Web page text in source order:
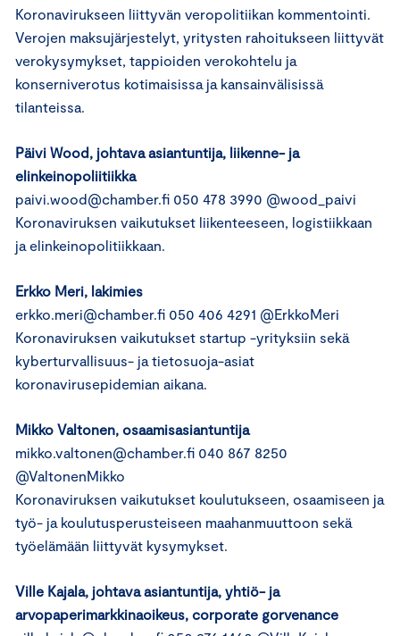
Koronavirukseen liittyvän veropolitiikan kommentointi.
Verojen maksujärjestelyt, yritysten rahoitukseen liittyvät
verokysymykset, tappioiden verokohtelu ja
konserniverotus kotimaisissa ja kansainvälisissä
tilanteissa.
Päivi Wood, johtava asiantuntija, liikenne- ja
elinkeinopoliitiikka
paivi.wood@chamber.fi 050 478 3990 @wood_paivi
Koronaviruksen vaikutukset liikenteeseen, logistiikkaan
ja elinkeinopolitiikkaan.
Erkko Meri, lakimies
erkko.meri@chamber.fi 050 406 4291 @ErkkoMeri
Koronaviruksen vaikutukset startup -yrityksiin sekä
kyberturvallisuus- ja tietosuoja-asiat
koronavirusepidemian aikana.
Mikko Valtonen, osaamisasiantuntija
mikko.valtonen@chamber.fi 040 867 8250
@ValtonenMikko
Koronaviruksen vaikutukset koulutukseen, osaamiseen ja
työ- ja koulutusperusteiseen maahanmuuttoon sekä
työelämään liittyvät kysymykset.
Ville Kajala, johtava asiantuntija, yhtiö- ja
arvopaperimarkkinaoikeus, corporate gorvenance